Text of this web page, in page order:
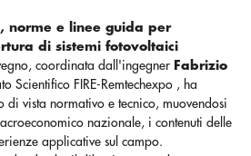
norme e linee guida per
di sistemi fotovoltaici
coordinata dall'ingegner Fabrizio
Scientifico FIRE-Remtechexpo , ha
di vista normativo e tecnico, muovendosi
nazionale, i contenuti delle
applicative sul campo.